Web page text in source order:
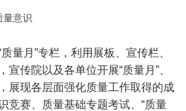
量意识
量月”专栏，利用展板、宣传栏、
宣传院以及各单位开展“质量月”、
展现各层面强化质量工作取得的成
竞赛、质量基础专题考试、“质量